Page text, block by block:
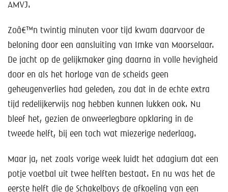
AMVJ.
Zoâ€™n twintig minuten voor tijd kwam daarvoor de
beloning door een aansluiting van Imke van Moorselaar.
De jacht op de gelijkmaker ging daarna in volle hevigheid
door en als het horloge van de scheids geen
geheugenverlies had geleden, zou dat in de echte extra
tijd redelijkerwijs nog hebben kunnen lukken ook. Nu
bleef het, gezien de onweerlegbare opklaring in de
tweede helft, bij een toch wat miezerige nederlaag.
Maar ja, net zoals vorige week luidt het adagium dat een
potje voetbal uit twee helften bestaat. En nu was het de
eerste helft die de Schakelboys de afkoeling van een